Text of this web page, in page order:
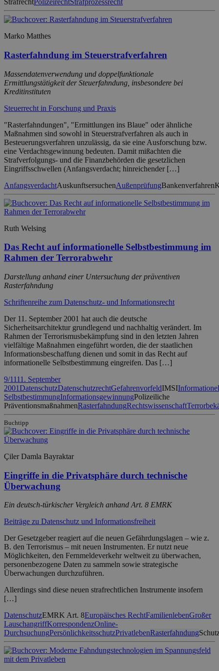
StrafrechtPolizeirechtStrafprozessrecht
Marko Matthes
Rasterfahndung im Steuerstrafverfahren
Massendatenverwendung und doppelfunktionale
Ermittlungstätigkeit der Steuerfahndung, insbesondere bei
Kreditinstituten
Steuerrecht in Forschung und Praxis
"Rasterfahndungen", "Ermittlungen ins Blaue" oder ähnliche
Maßnahmen sind sowohl in Steuerstrafverfahren als auch in
Besteuerungsverfahren unzulässig, da sie eine Ausforschung bzw.
eine Verdachtsgewinnung bedeuten. Damit mißachten die
Strafverfolgungs- und die Finanzbehörden die gesetzlichen
Eingriffsschwellen (Anfangsverdacht; hinreichender […]
AnfangsverdachtAuskunftsersuchenAußenprüfungBankenverfahren
Ruth Welsing
Das Recht auf informationelle Selbstbestimmung im
Rahmen der Terrorabwehr
Darstellung anhand einer Untersuchung der präventiven
Rasterfahndung
Schriftenreihe zum Datenschutz- und Informationsrecht
Der 11. September 2001 hat auch die deutsche
Sicherheitsarchitektur grundlegend und nachhaltig verändert. Im
Rahmen der Terrorismusbekämpfung sind in den letzten Jahren
vielfältige Maßnahmen eingeführt worden, die der staatlichen
Informationsbeschaffung dienen und somit in das Recht auf
informationelle Selbstbestimmung eingreifen. Das […]
9/1111. September
2001DatenschutzDatenschutzrechtGefahrenvorfeldIMSI
SelbstbestimmungInformationsgewinnungPolizeiliche
PräventionsmaßnahmenRasterfahndungRechtswissenschaft
Buchtipp
Çiler Damla Bayraktar
Eingriffe in die Privatsphäre durch technische
Überwachung
Ein deutsch-türkischer Vergleich anhand Art. 8 EMRK
Beiträge zu Datenschutz und Informationsfreiheit
Der Gesetzgeber reagiert auf die neuen Gefährdungslagen – wie z.
B. den Terrorismus – mit neuen Instrumenten. Er nutzt neue
Möglichkeiten, den Fernmeldeverkehr weltweit zu überwachen,
personenbezogene Daten zu sammeln sowie strategische
Überwachungen durchzuführen.
Allerdings sind diese neuen strafrechtlichen Instrumente insofern
[…]
DatenschutzEMRK Art. 8Europäisches RechtFamilienlebenGroßer
LauschangriffKorrespondenzOnline-
DurchsuchungPersönlichkeitsschutzPrivatlebenRasterfahndung